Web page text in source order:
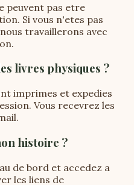
peuvent pas etre
Si vous n'etes pas
travaillerons avec
livres physiques ?
imprimes et expedies
Vous recevrez les
histoire ?
de bord et accedez a
les liens de